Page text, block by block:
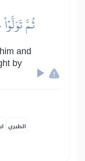
ثُمَّ
and
by
الطبري